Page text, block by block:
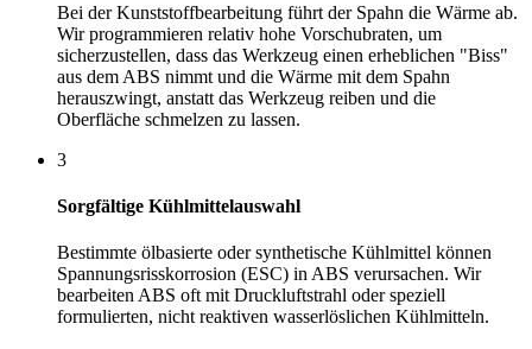
Bei der Kunststoffbearbeitung führt der Spahn die Wärme ab.
Wir programmieren relativ hohe Vorschubraten, um
sicherzustellen, dass das Werkzeug einen erheblichen "Biss"
aus dem ABS nimmt und die Wärme mit dem Spahn
herauszwingt, anstatt das Werkzeug reiben und die
Oberfläche schmelzen zu lassen.
3
Sorgfältige Kühlmittelauswahl
Bestimmte ölbasierte oder synthetische Kühlmittel können
Spannungsrisskorrosion (ESC) in ABS verursachen. Wir
bearbeiten ABS oft mit Druckluftstrahl oder speziell
formulierten, nicht reaktiven wasserlöslichen Kühlmitteln.